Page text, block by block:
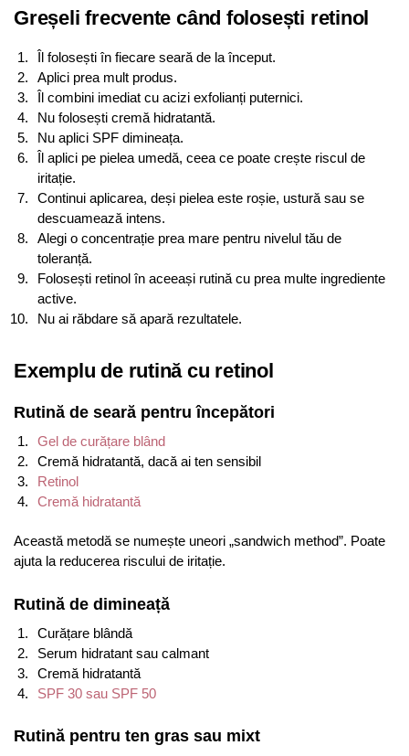
Greșeli frecvente când folosești retinol
Îl folosești în fiecare seară de la început.
Aplici prea mult produs.
Îl combini imediat cu acizi exfolianți puternici.
Nu folosești cremă hidratantă.
Nu aplici SPF dimineața.
Îl aplici pe pielea umedă, ceea ce poate crește riscul de
iritație.
Continui aplicarea, deși pielea este roșie, ustură sau se
descuamează intens.
Alegi o concentrație prea mare pentru nivelul tău de
toleranță.
Folosești retinol în aceeași rutină cu prea multe ingrediente
active.
Nu ai răbdare să apară rezultatele.
Exemplu de rutină cu retinol
Rutină de seară pentru începători
Gel de curățare blând
Cremă hidratantă, dacă ai ten sensibil
Retinol
Cremă hidratantă
Această metodă se numește uneori „sandwich method”. Poate
ajuta la reducerea riscului de iritație.
Rutină de dimineață
Curățare blândă
Serum hidratant sau calmant
Cremă hidratantă
SPF 30 sau SPF 50
Rutină pentru ten gras sau mixt